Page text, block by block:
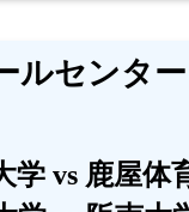
ルセンター
vs 鹿屋体